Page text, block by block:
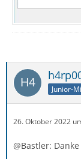
Junior-
26. Oktober 2022
@Bastler: